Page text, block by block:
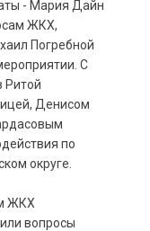
- Мария Дайн
ЖКХ,
Погребной
С
Ритой
Денисом
по
округе.
ЖКХ
вопросы